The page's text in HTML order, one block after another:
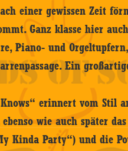
einer gewissen Zeit
Ganz klasse hier
Piano- und
Ein
erinnert vom Stil
ebenso wie auch später
Kinda Party“) und die